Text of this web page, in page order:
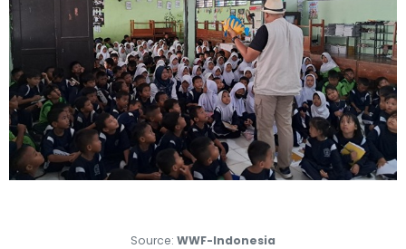
Previous Next
Source: WWF-Indonesia